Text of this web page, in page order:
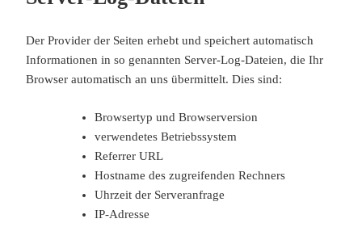
Der Provider der Seiten erhebt und speichert automatisch
Informationen in so genannten Server-Log-Dateien, die Ihr
Browser automatisch an uns übermittelt. Dies sind:
Browsertyp und Browserversion
verwendetes Betriebssystem
Referrer URL
Hostname des zugreifenden Rechners
Uhrzeit der Serveranfrage
IP-Adresse